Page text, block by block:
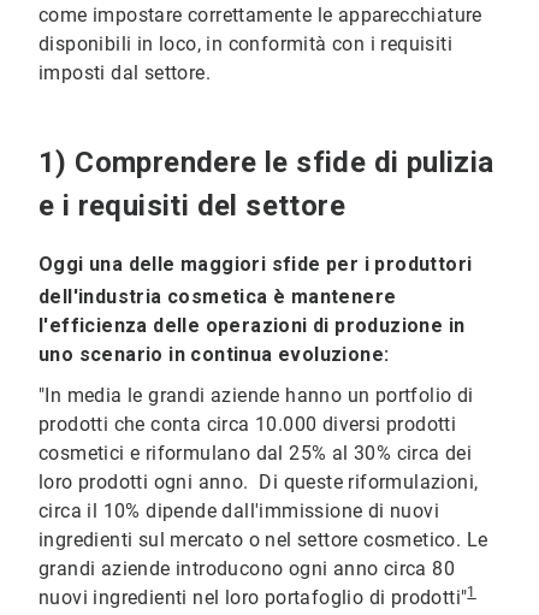
come impostare correttamente le apparecchiature
disponibili in loco, in conformità con i requisiti
imposti dal settore.
1) Comprendere le sfide di pulizia
e i requisiti del settore
Oggi una delle maggiori sfide per i produttori
dell'industria cosmetica è mantenere
l'efficienza delle operazioni di produzione in
uno scenario in continua evoluzione:
"In media le grandi aziende hanno un portfolio di
prodotti che conta circa 10.000 diversi prodotti
cosmetici e riformulano dal 25% al 30% circa dei
loro prodotti ogni anno. Di queste riformulazioni,
circa il 10% dipende dall'immissione di nuovi
ingredienti sul mercato o nel settore cosmetico. Le
grandi aziende introducono ogni anno circa 80
nuovi ingredienti nel loro portafoglio di prodotti"1